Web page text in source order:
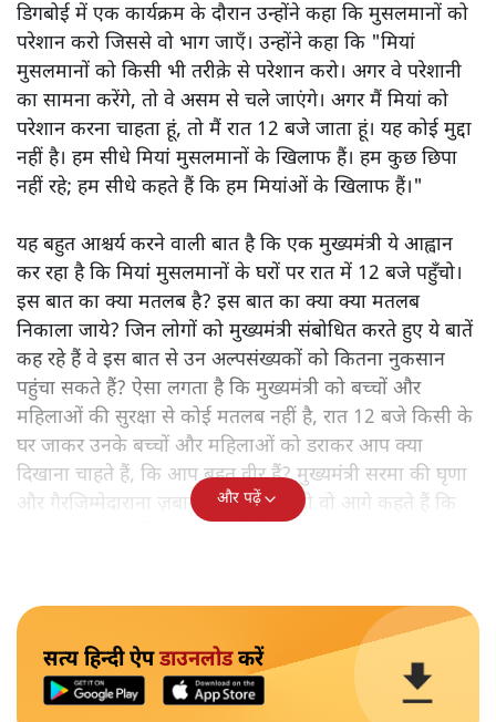
डिगबोई में एक कार्यक्रम के दौरान उन्होंने कहा कि मुसलमानों को
परेशान करो जिससे वो भाग जाएँ। उन्होंने कहा कि "मियां
मुसलमानों को किसी भी तरीक़े से परेशान करो। अगर वे परेशानी
का सामना करेंगे, तो वे असम से चले जाएंगे। अगर मैं मियां को
परेशान करना चाहता हूं, तो मैं रात 12 बजे जाता हूं। यह कोई मुद्दा
नहीं है। हम सीधे मियां मुसलमानों के खिलाफ हैं। हम कुछ छिपा
नहीं रहे; हम सीधे कहते हैं कि हम मियांओं के खिलाफ हैं।"
यह बहुत आश्चर्य करने वाली बात है कि एक मुख्यमंत्री ये आह्वान
कर रहा है कि मियांं मुसलमानों के घरों पर रात में 12 बजे पहुँचो।
इस बात का क्या मतलब है? इस बात का क्या क्या मतलब
निकाला जाये? जिन लोगों को मुख्यमंत्री संबोधित करते हुए ये बातें
कह रहे हैं वे इस बात से उन अल्पसंख्यकों को कितना नुकसान
पहुंचा सकते हैं? ऐसा लगता है कि मुख्यमंत्री को बच्चों और
महिलाओं की सुरक्षा से कोई मतलब नहीं है, रात 12 बजे किसी के
घर जाकर उनके बच्चों और महिलाओं को डराकर आप क्या
दिखाना चाहते हैं, कि आप बहुत वीर हैं? मुख्यमंत्री सरमा की घृणा
और गैरजिम्मेदाराना ज़बान यहीं नहीं रुकती वो आगे कहते हैं कि
और पढ़ें
सत्य हिन्दी ऐपडाउनलोडकरें